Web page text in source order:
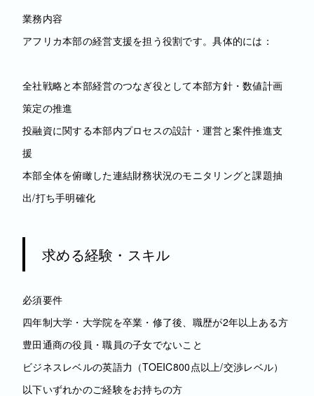
業務内容
アフリカ本部の経営支援を担う役割です。具体的には：
全社戦略と本部経営のつなぎ役として本部方針・数値計画
策定の推進
投融資に関する本部内プロセスの設計・運営と案件推進支
援
本部全体を俯瞰した連結財務状況のモニタリングと課題抽
出/打ち手明確化
求める経験・スキル
必須要件
四年制大学・大学院を卒業・修了後、職歴が2年以上ある方
豊田通商の役員・職員の子女でないこと
ビジネスレベルの英語力（TOEIC800点以上/交渉レベル）
以下いずれかのご経験をお持ちの方